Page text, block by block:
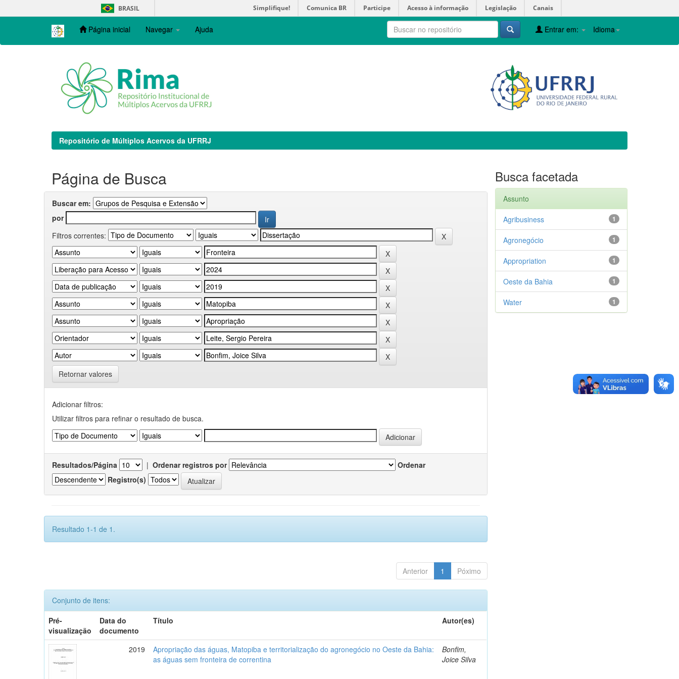
navigation
BRASIL Simplifique! Comunica BR Participe Acesso à informação Legislação Canais
Página inicial Navegar Ajuda Idioma
Entrar em:
Repositório de Múltiplos Acervos da UFRRJ
Página de Busca
Buscar em:
por
Filtros correntes:
Retornar valores
Adicionar filtros:
Utilizar filtros para refinar o resultado de busca.
Resultados/Página | Ordenar registros por
Ordenar
Registro(s)
Resultado 1-1 de 1.
Anterior 1 Póximo
Conjunto de itens:
Pré-
visualização
Data do
documento
Título Autor(es)
2019
Apropriação das águas, Matopiba e territorialização do agronegócio no Oeste da Bahia:
as águas sem fronteira de correntina
Bonfim,
Joice Silva
Busca facetada
Assunto
1
Agribusiness
1
Agronegócio
1
Appropriation
1
Oeste da Bahia
1
Water